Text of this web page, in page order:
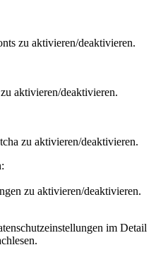
zu aktivieren/deaktivieren.
aktivieren/deaktivieren.
zu aktivieren/deaktivieren.
zu aktivieren/deaktivieren.
im Detail